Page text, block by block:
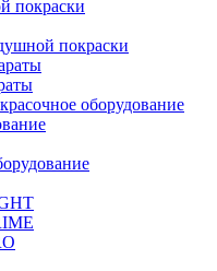
покраски
покраски
оборудование